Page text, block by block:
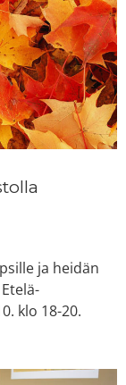
ja heidän
klo 18-20.